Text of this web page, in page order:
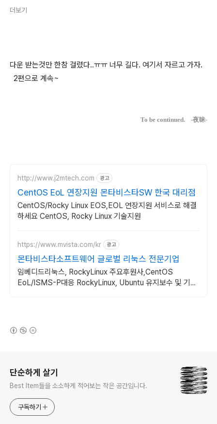
더보기
다운 받는것만 한참 걸렸다..ㅠㅠ 너무 길다. 여기서 자르고 가자.
2편으로 계속~
To be continued. -夜昧-
http://www.j2mtech.com 광고
CentOS EoL 연장지원 몬타비스타SW 한국 대리점
CentOS/Rocky Linux EOS,EOL 연장지원 서비스로 해결
하세요 CentOS, Rocky Linux 기술지원
https://www.mvista.com/kr 광고
몬타비스타소프트웨어 글로벌 리눅스 전문기업
임베디드리눅스, RockyLinux 주요후원사,CentOS
EoL/ISMS-P대응 RockyLinux, Ubuntu 유지보수 및 기술
단순하게 살기
Best Item들을 소소하게 적어보는 작은 공간입니다.
구독하기